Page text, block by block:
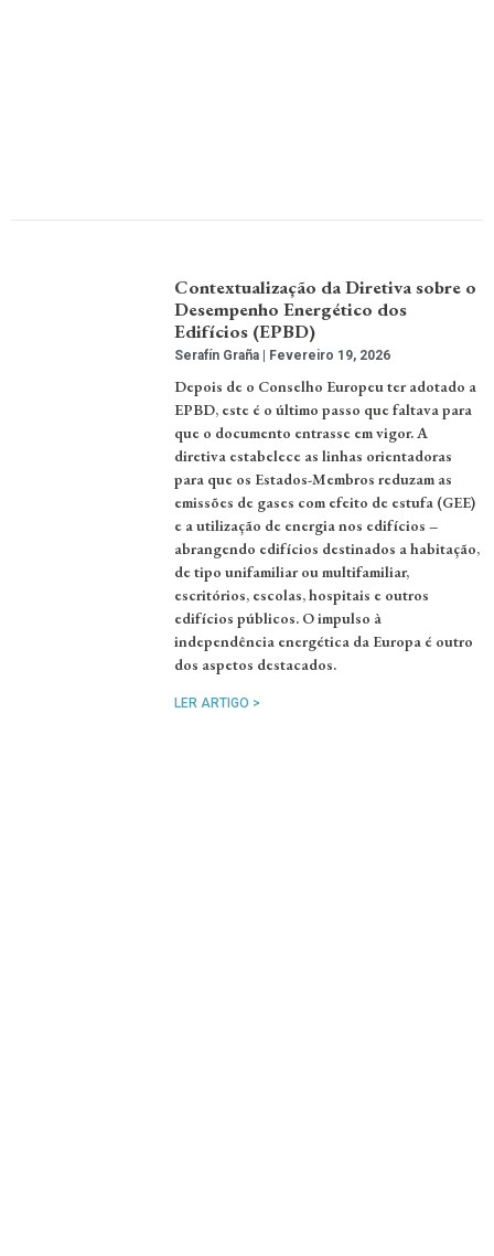
Contextualização da Diretiva sobre o
Desempenho Energético dos
Edifícios (EPBD)
Serafín Graña Fevereiro 19, 2026
Depois de o Conselho Europeu ter adotado a
EPBD, este é o último passo que faltava para
que o documento entrasse em vigor. A
diretiva estabelece as linhas orientadoras
para que os Estados-Membros reduzam as
emissões de gases com efeito de estufa (GEE)
e a utilização de energia nos edifícios –
abrangendo edifícios destinados a habitação,
de tipo unifamiliar ou multifamiliar,
escritórios, escolas, hospitais e outros
edifícios públicos. O impulso à
independência energética da Europa é outro
dos aspetos destacados.
LER ARTIGO >